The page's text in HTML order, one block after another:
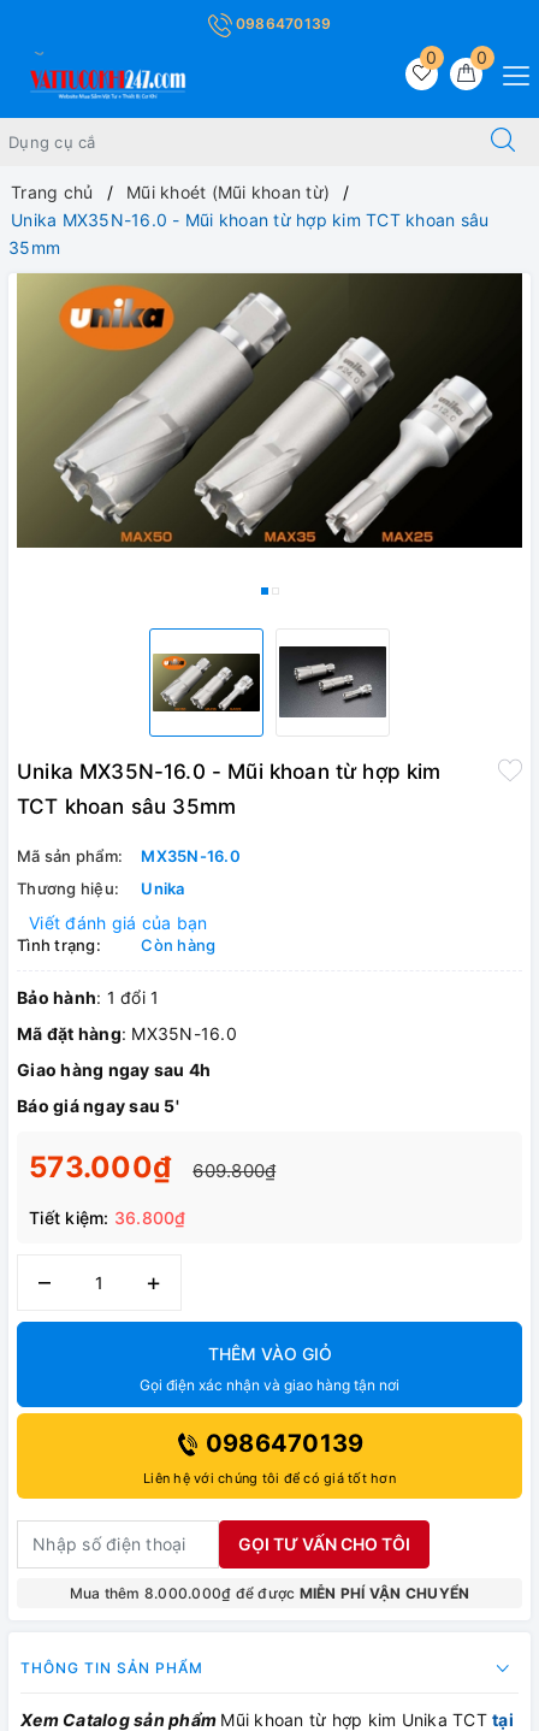
0986470139
0
0
Trang chủ
Mũi khoét (Mũi khoan từ)
Unika MX35N-16.0 - Mũi khoan từ hợp kim TCT khoan sâu
35mm
Unika MX35N-16.0 - Mũi khoan từ hợp kim
TCT khoan sâu 35mm
Mã sản phẩm:
MX35N-16.0
Thương hiệu:
Unika
Viết đánh giá của bạn
Tình trạng: Còn hàng
Bảo hành: 1 đổi 1
Mã đặt hàng: MX35N-16.0
Giao hàng ngay sau 4h
Báo giá ngay sau 5'
573.000₫ 609.800₫
Tiết kiệm: 36.800₫
– +
THÊM VÀO GIỎ
Gọi điện xác nhận và giao hàng tận nơi
0986470139
Liên hệ với chúng tôi để có giá tốt hơn
GỌI TƯ VẤN CHO TÔI
Mua thêm 8.000.000₫ để được MIỄN PHÍ VẬN CHUYỂN
THÔNG TIN SẢN PHẨM
Xem Catalog sản phẩm Mũi khoan từ hợp kim Unika TCT tại